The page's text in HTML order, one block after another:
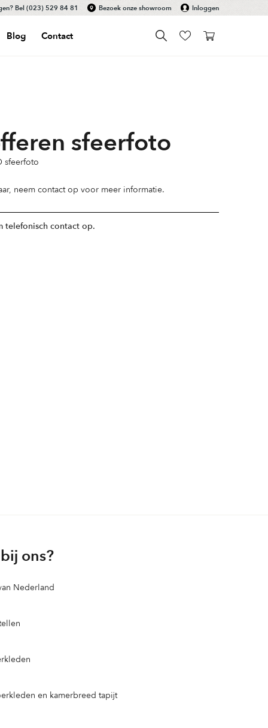
Bel(023) 529 84 81 Bezoek onze showroom Inloggen
Blog Contact
sfeerfoto
sfeerfoto
neemcontact op voor meer informatie.
telefonisch contact op.
ons?
Nederland
en kamerbreed tapijt